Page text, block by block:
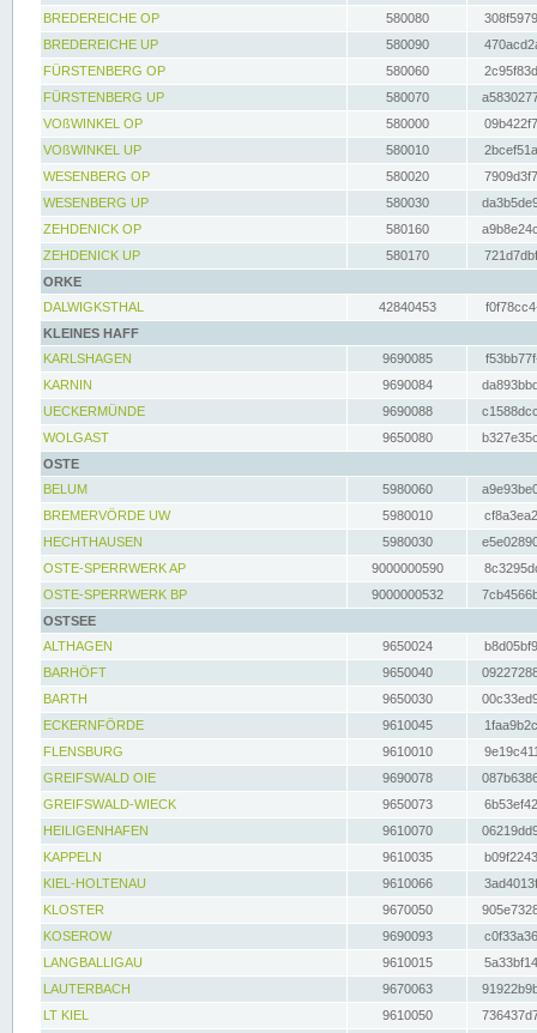
BREDEREICHE OP
580080
BREDEREICHE UP
580090
FÜRSTENBERG OP
580060
FÜRSTENBERG UP
580070
VOßWINKEL OP
580000
VOßWINKEL UP
580010
WESENBERG OP
580020
WESENBERG UP
580030
ZEHDENICK OP
580160
ZEHDENICK UP
580170
ORKE
DALWIGKSTHAL
42840453
KLEINES HAFF
KARLSHAGEN
9690085
KARNIN
9690084
UECKERMÜNDE
9690088
WOLGAST
9650080
OSTE
BELUM
5980060
BREMERVÖRDE UW
5980010
HECHTHAUSEN
5980030
OSTE-SPERRWERK AP
9000000590
OSTE-SPERRWERK BP
9000000532
OSTSEE
ALTHAGEN
9650024
BARHÖFT
9650040
BARTH
9650030
ECKERNFÖRDE
9610045
FLENSBURG
9610010
GREIFSWALD OIE
9690078
GREIFSWALD-WIECK
9650073
HEILIGENHAFEN
9610070
KAPPELN
9610035
KIEL-HOLTENAU
9610066
KLOSTER
9670050
KOSEROW
9690093
LANGBALLIGAU
9610015
LAUTERBACH
9670063
LT KIEL
9610050